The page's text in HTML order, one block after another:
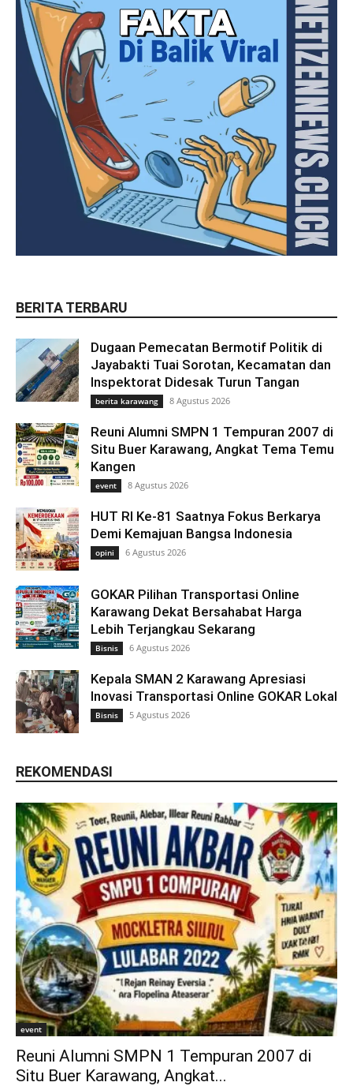
BERITA TERBARU
Dugaan Pemecatan Bermotif Politik di
Jayabakti Tuai Sorotan, Kecamatan dan
Inspektorat Didesak Turun Tangan
berita karawang 8 Agustus 2026
Reuni Alumni SMPN 1 Tempuran 2007 di
Situ Buer Karawang, Angkat Tema Temu
Kangen
event 8 Agustus 2026
HUT RI Ke-81 Saatnya Fokus Berkarya
Demi Kemajuan Bangsa Indonesia
opini 6 Agustus 2026
GOKAR Pilihan Transportasi Online
Karawang Dekat Bersahabat Harga
Lebih Terjangkau Sekarang
Bisnis 6 Agustus 2026
Kepala SMAN 2 Karawang Apresiasi
Inovasi Transportasi Online GOKAR Lokal
Bisnis 5 Agustus 2026
REKOMENDASI
event
Reuni Alumni SMPN 1 Tempuran 2007 di
Situ Buer Karawang, Angkat...